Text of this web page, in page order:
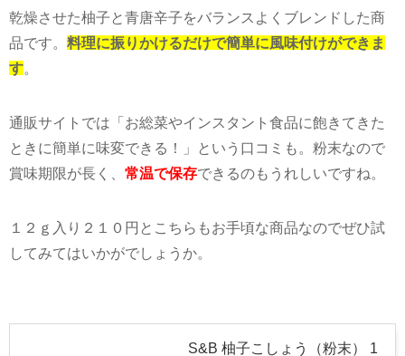
乾燥させた柚子と青唐辛子をバランスよくブレンドした商
品です。 料理に振りかけるだけで簡単に風味付けができま
す
通販サイトでは「お総菜やインスタント食品に飽きてきた
ときに簡単に味変できる！」という口コミも。粉末なので
賞味期限が長く、 常温で保存できるのもうれしいですね。
１２ｇ入り２１０円とこちらもお手頃な商品なのでぜひ試
してみてはいかがでしょうか。
S&B 柚子こしょう（粉末） 1